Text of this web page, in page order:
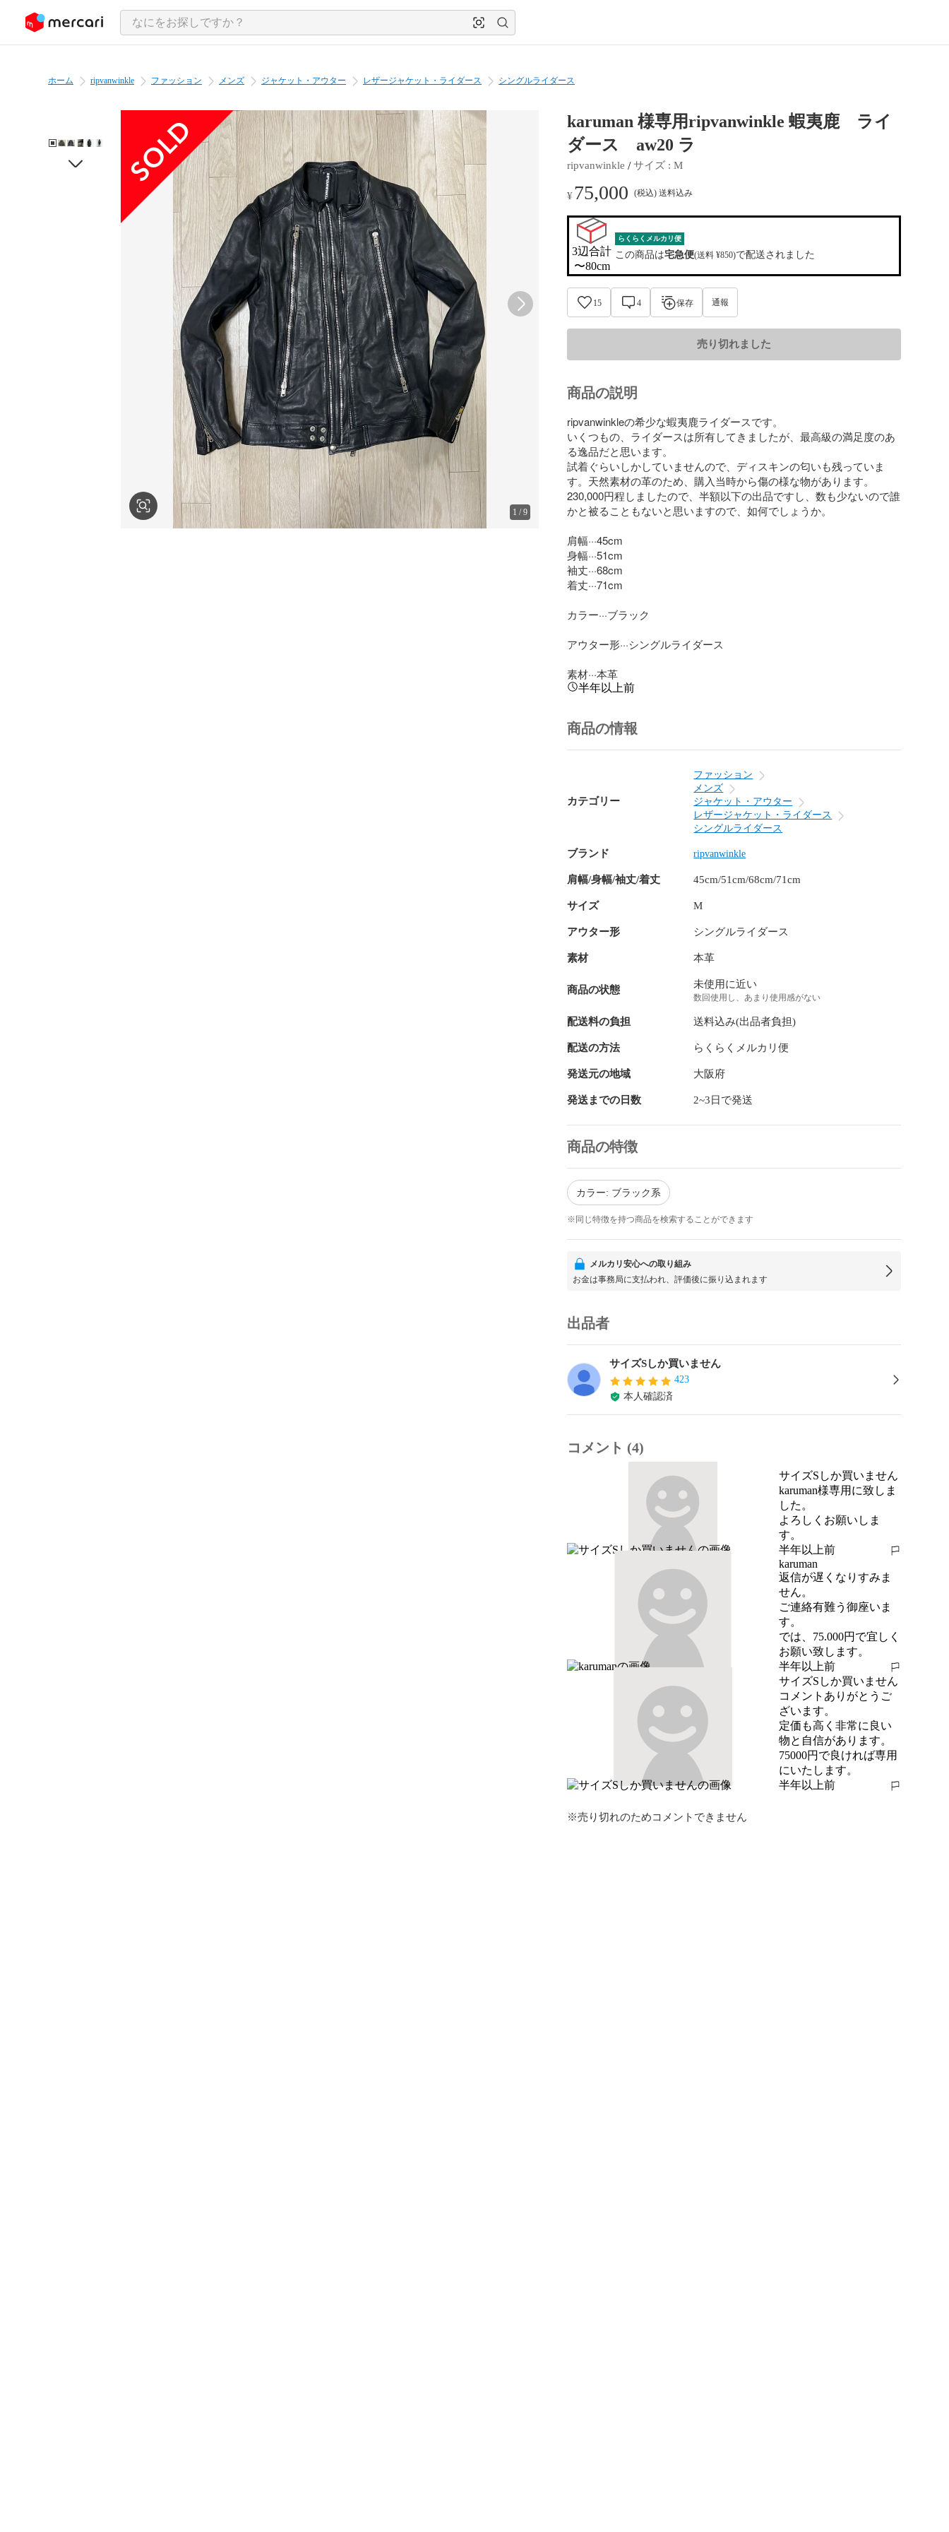
ツにスキップ
ホーム ripvanwinkle ファッション メンズ ジャケット・アウター レザージャケット・ライダース シングルライダース
1 /9
karuman 様専用ripvanwinkle 蝦夷鹿 ライ
ダース aw20 ラ
ripvanwinkle / サイズ : M
¥ 75,000 (税込) 送料込み
3辺合計
〜80cm
らくらくメルカリ便
この商品は宅急便(送料 ¥850)で配送されました
15 4 保存 通報
売り切れました
商品の説明
ripvanwinkleの希少な蝦夷鹿ライダースです。
いくつもの、ライダースは所有してきましたが、最高級の満足度のあ
る逸品だと思います。
試着ぐらいしかしていませんので、ディスキンの匂いも残っていま
す。天然素材の革のため、購入当時から傷の様な物があります。
230,000円程しましたので、半額以下の出品ですし、数も少ないので誰
かと被ることもないと思いますので、如何でしょうか。
肩幅···45cm
身幅···51cm
袖丈···68cm
着丈···71cm
カラー···ブラック
アウター形···シングルライダース
素材···本革
半年以上前
商品の情報
カテゴリー
ファッション
メンズ
ジャケット・アウター
レザージャケット・ライダース
シングルライダース
ブランド ripvanwinkle
肩幅/身幅/袖丈/着丈 45cm/51cm/68cm/71cm
サイズ M
アウター形 シングルライダース
素材 本革
商品の状態 未使用に近い
数回使用し、あまり使用感がない
配送料の負担 送料込み(出品者負担)
配送の方法 らくらくメルカリ便
発送元の地域 大阪府
発送までの日数 2~3日で発送
商品の特徴
カラー: ブラック系
※同じ特徴を持つ商品を検索することができます
メルカリ安心への取り組み
お金は事務局に支払われ、評価後に振り込まれます
出品者
サイズSしか買いません
423
本人確認済
コメント (4)
サイズSしか買いません
karuman様専用に致しま
した。
よろしくお願いしま
す。
半年以上前
報告する
karuman
返信が遅くなりすみま
せん。
ご連絡有難う御座いま
す。
では、75.000円で宜しく
お願い致します。
半年以上前
報告する
サイズSしか買いません
コメントありがとうご
ざいます。
定価も高く非常に良い
物と自信があります。
75000円で良ければ専用
にいたします。
半年以上前
報告する
※売り切れのためコメントできません